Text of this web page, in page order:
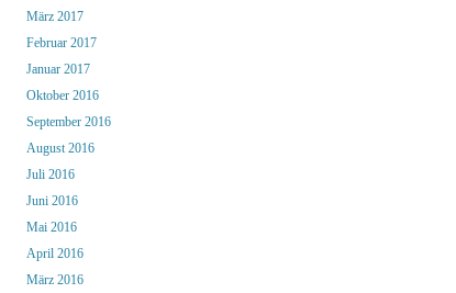
März 2017
Februar 2017
Januar 2017
Oktober 2016
September 2016
August 2016
Juli 2016
Juni 2016
Mai 2016
April 2016
März 2016